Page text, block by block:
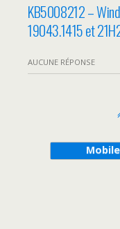
KB5008212 –
19043.1415 et
AUCUNE RÉPONSE
Mobile